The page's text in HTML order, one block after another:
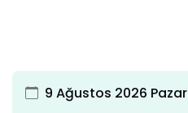
9 Ağustos 2026 Pazar